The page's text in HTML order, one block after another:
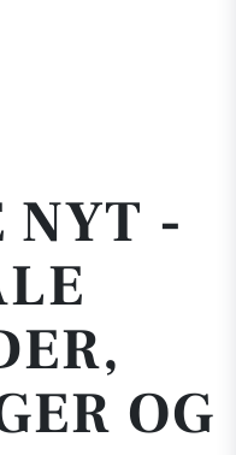
NYT -
OG